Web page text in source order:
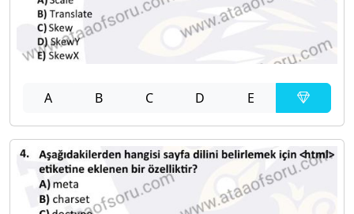
A B C D E